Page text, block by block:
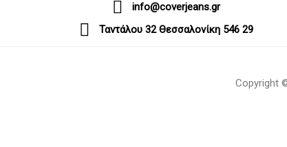
info@coverjeans.gr
Ταντάλου 32 Θεσσαλονίκη 546 29
Copyright